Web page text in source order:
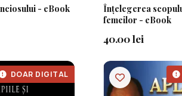
- eBook
Înțelegerea
femeilor - eBook
40.00 lei
DOAR DIGITAL